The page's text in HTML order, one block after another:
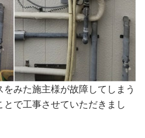
みた施主様が故障してしまう
で工事させていただきまし